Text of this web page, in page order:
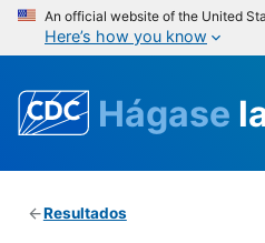
An official website of the United
Here’s how you know
Hágase
Resultados